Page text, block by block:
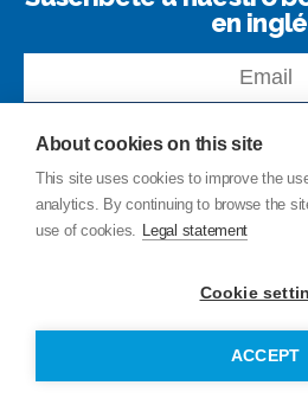
en
Contacto
Privacy
Aviso
© Copyright
About cookies on this site
This site uses cookies to improve the
analytics. By continuing to browse the
use of cookies. Legal statement
Cookie
ACCEPT